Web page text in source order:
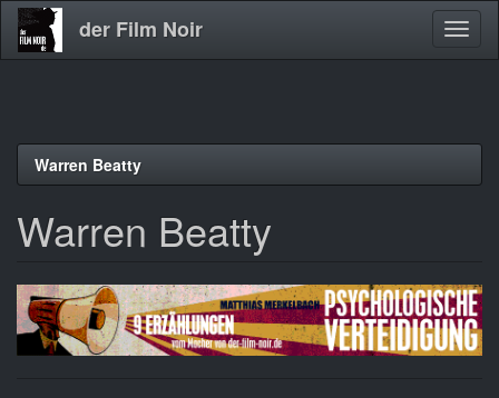
Direkt
der Film Noir
Warren Beatty
Warren Beatty